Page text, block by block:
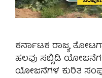
ಕರ್ನಾಟಕ ರಾಜ್ಯ
ಹಲವು ಸಬ್ಸಿಡಿ
ಯೋಜನೆಗಳ ಕುರಿತ